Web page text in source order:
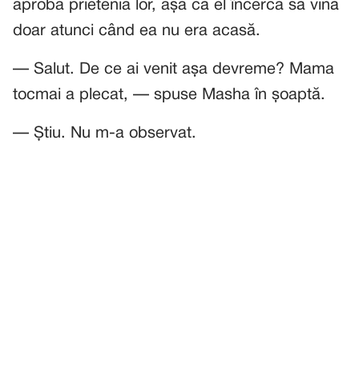
aproba prietenia lor, așa că el încerca să vină
doar atunci când ea nu era acasă.
— Salut. De ce ai venit așa devreme? Mama
tocmai a plecat, — spuse Masha în șoaptă.
— Știu. Nu m-a observat.